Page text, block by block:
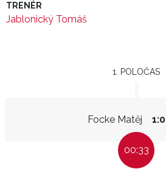
TRENÉR
Jablonický Tomáš
1. POLOČAS
Focke Matěj 1:0
00:33